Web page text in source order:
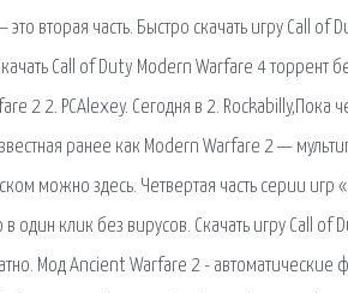
вторая часть. Быстро скачать игру Call
Call of Duty Modern Warfare 4 торрент
2 2. PCAlexey. Сегодня в 2. Rockabilly,Пока
ранее как Modern Warfare 2 —
можно здесь. Четвертая часть серии игр
один клик без вирусов. Скачать игру Call of
Мод Ancient Warfare 2 - автоматические